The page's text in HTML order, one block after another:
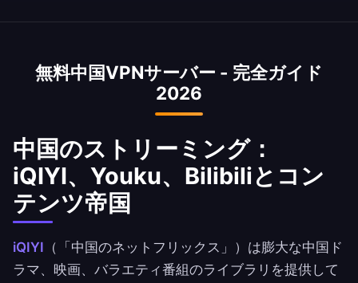
制限のある中国限定コンテンツです。中国IPでフ
国人留学生、労働者、ディアスポラメンバーに不
無料中国VPNサーバー - 完全ガイド
2026
中国のストリーミング：
iQIYI、Youku、Bilibiliとコン
テンツ帝国
iQIYI （「中国のネットフリックス」）は膨大な中国ド
ラマ、映画、バラエティ番組のライブラリを提供して